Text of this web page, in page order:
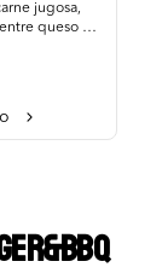
jugosa,
queso
bañada en